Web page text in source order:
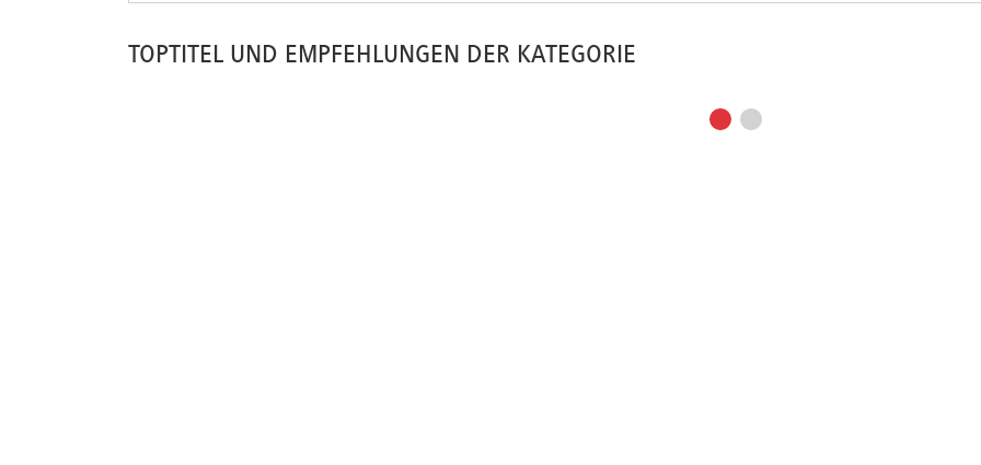
TOPTITEL UND EMPFEHLUNGEN DER KATEGORIE